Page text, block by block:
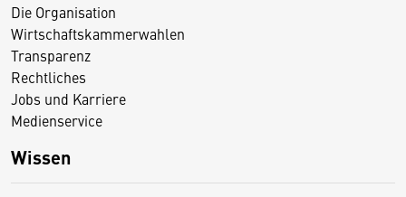
Die Organisation
Wirtschaftskammerwahlen
Transparenz
Rechtliches
Jobs und Karriere
Medienservice
Wissen